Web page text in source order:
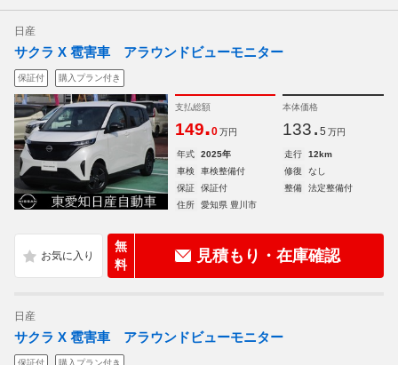
日産
サクラ X 雹害車 アラウンドビューモニター
保証付 購入プラン付き
支払総額
149.0 万円
本体価格
133. 5 万円
年式 2025年 走行
12km
車検
車検整備付 修復
なし
保証
保証付 整備
法定整備付
住所
愛知県 豊川市
無
料
見積もり・在庫確認
日産
サクラ X 雹害車 アラウンドビューモニター
保証付 購入プラン付き